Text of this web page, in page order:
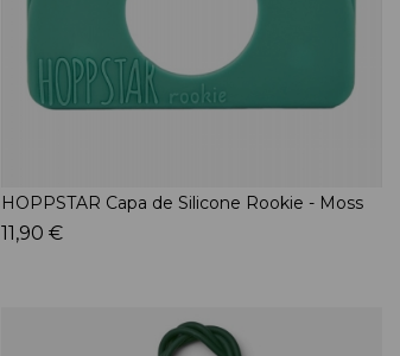
HOPPSTAR Capa de Silicone Rookie - Moss
11,90 €